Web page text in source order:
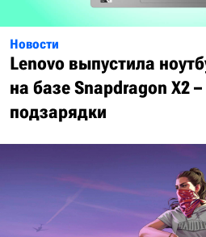
Новости
Lenovo выпустила
на базе Snapdragon X2
подзарядки